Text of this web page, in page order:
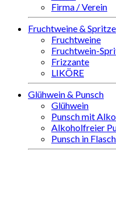
Firma / Verein
Fruchtweine &
Fruchtweine
Fruchtwein-
Frizzante
LIKÖRE
Glühwein & Punsch
Glühwein
Punsch mit
Alkoholfreier
Punsch in